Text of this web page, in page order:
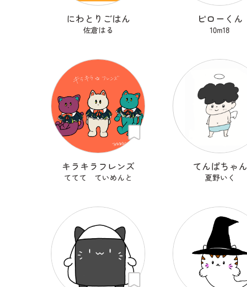
にわとりごはん
佐倉はる
ピローくん
10m18
キラキラフレンズ
ててて ていめんと
てんぱちゃん
夏野いく